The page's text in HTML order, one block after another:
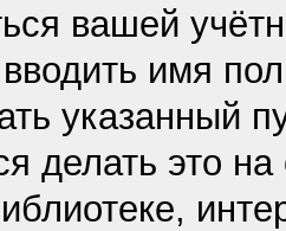
вашей
имя
указанный
делать это